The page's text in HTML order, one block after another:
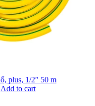
plus, 1/2″ 50 m
Add to cart